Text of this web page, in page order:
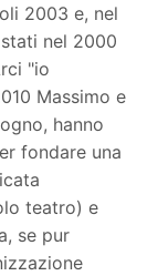
2003 e, nel
nel 2000
"io
Massimo e
hanno
fondare una
teatro) e
se pur